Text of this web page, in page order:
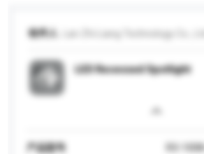
收件人
LED Recessed Spotlight
产品型号 R3-